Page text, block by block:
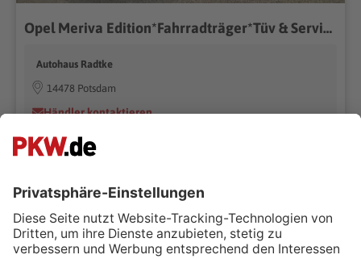
Opel Meriva Edition*Fahrradträger*Tüv & Service NEU*
Autohaus Radtke
14478 Potsdam
Händler kontaktieren
181.000 km
Diesel
170g CO₂/km (komb.)* | 6.4 l/100km (komb.)*